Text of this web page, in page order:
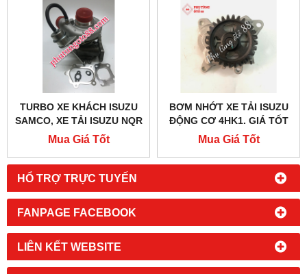
HỔ TRỢ TRỰC TUYẾN
FANPAGE FACEBOOK
LIÊN KẾT WEBSITE
TURBO XE KHÁCH ISUZU
SAMCO, XE TẢI ISUZU NQR
5 TẤN 4HK1- 5.2 LÍT
Mua Giá Tốt
BƠM NHỚT XE TẢI ISUZU
ĐỘNG CƠ 4HK1. GIÁ TỐT
Mua Giá Tốt